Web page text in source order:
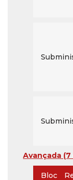
Avançada
Bloc